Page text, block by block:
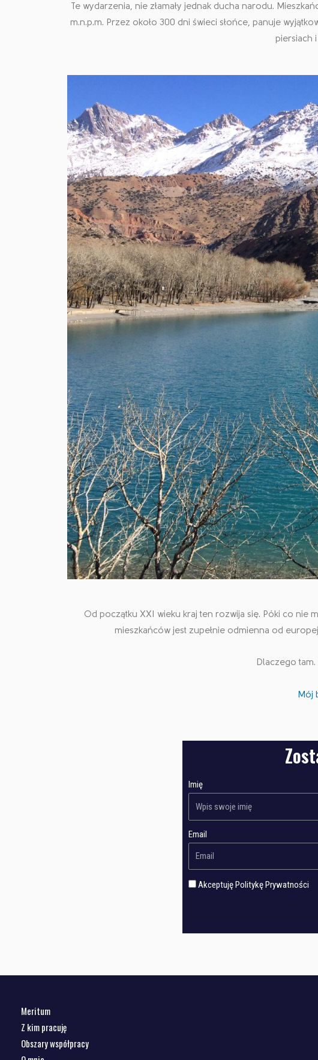
Te wydarzenia, nie złamały jednak ducha narodu.
m.n.p.m. Przez około 300 dni świeci słońce, panuje
piersiach
Od początku XXI wieku kraj ten rozwija się. Póki co nie
mieszkańców jest zupełnie odmienna od
Dlaczego tam.
Mój
Imię
Email
Akceptuję Politykę Prywatności
Meritum
Z kim pracuję
Obszary współpracy